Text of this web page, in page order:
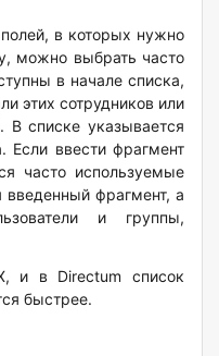
в которых нужно
можно выбрать часто
в начале списка,
этих сотрудников или
В списке указывается
ввести фрагмент
часто используемые
введенный фрагмент, а
и группы,
и в Directum список
быстрее.